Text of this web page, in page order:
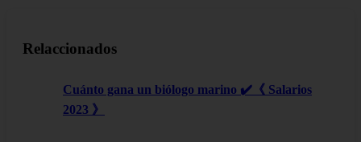
Relaccionados
Cuánto gana un biólogo marino ✔️《 Salarios
2023 》